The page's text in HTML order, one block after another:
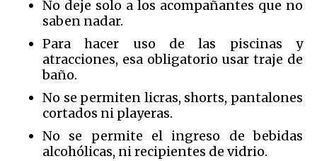
No deje solo a los acompañantes que no
saben nadar.
Para hacer uso de las piscinas y
atracciones, esa obligatorio usar traje de
baño.
No se permiten licras, shorts, pantalones
cortados ni playeras.
No se permite el ingreso de bebidas
alcohólicas, ni recipientes de vidrio.